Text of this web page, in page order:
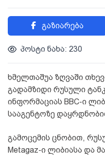
გაზიარება
პოსტი ნახა: 230
ხმელთაშუა ზღვაში
გადამზიდი რუსული
ინფორმაციას BBC-ი
სააგენტოზე
გამოცემის ცნობით,
Metagaz-ი ლიბიასა და